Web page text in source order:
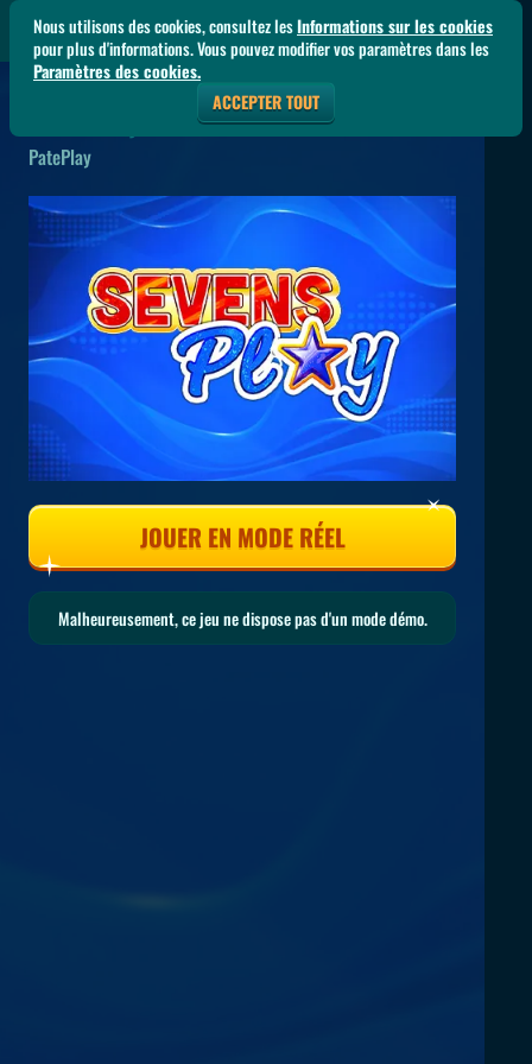
PatePlay
JOUER EN MODE RÉEL
Malheureusement, ce jeu ne dispose pas d'un mode démo.
Nous utilisons des cookies, consultez lesInformations sur les cookies
pour plus d'informations. Vous pouvez modifier vos paramètres dans les
Paramètres des cookies.
ACCEPTER TOUT